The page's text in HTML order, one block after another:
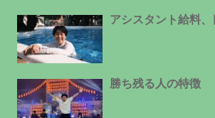
アシスタント給料
勝ち残る人の特徴